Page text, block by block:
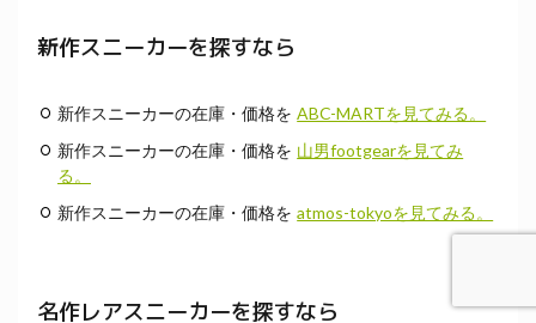
新作スニーカーを探すなら
新作スニーカーの在庫・価格を ABC-MARTを見てみる。
新作スニーカーの在庫・価格を 山男footgearを見てみ
る。
新作スニーカーの在庫・価格を atmos-tokyoを見てみる。
名作レアスニーカーを探すなら